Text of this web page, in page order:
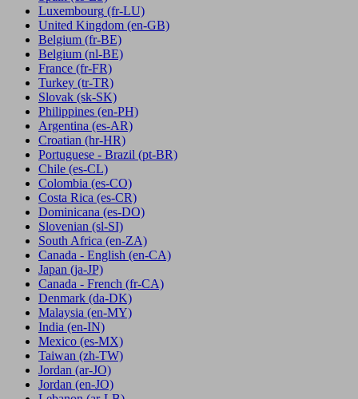
Luxembourg (fr-LU)
United Kingdom (en-GB)
Belgium (fr-BE)
Belgium (nl-BE)
France (fr-FR)
Turkey (tr-TR)
Slovak (sk-SK)
Philippines (en-PH)
Argentina (es-AR)
Croatian (hr-HR)
Portuguese - Brazil (pt-BR)
Chile (es-CL)
Colombia (es-CO)
Costa Rica (es-CR)
Dominicana (es-DO)
Slovenian (sl-SI)
South Africa (en-ZA)
Canada - English (en-CA)
Japan (ja-JP)
Canada - French (fr-CA)
Denmark (da-DK)
Malaysia (en-MY)
India (en-IN)
Mexico (es-MX)
Taiwan (zh-TW)
Jordan (ar-JO)
Jordan (en-JO)